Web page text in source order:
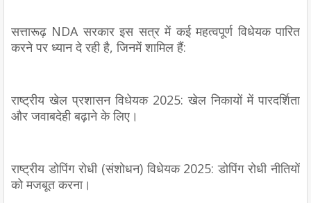
सत्तारूढ़ NDA सरकार इस सत्र में कई महत्वपूर्ण विधेयक पारित
करने पर ध्यान दे रही है, जिनमें शामिल हैं:
राष्ट्रीय खेल प्रशासन विधेयक 2025: खेल निकायों में पारदर्शिता
और जवाबदेही बढ़ाने के लिए।
राष्ट्रीय डोपिंग रोधी (संशोधन) विधेयक 2025: डोपिंग रोधी नीतियों
को मजबूत करना।